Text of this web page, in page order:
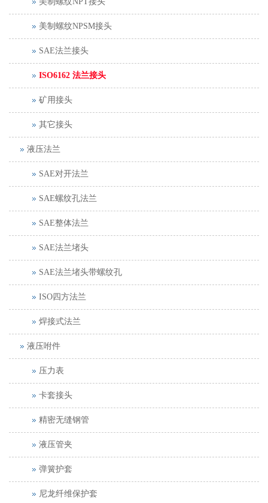
美制螺纹NPSM接头
SAE法兰接头
ISO6162 法兰接头
矿用接头
其它接头
液压法兰
SAE对开法兰
SAE螺纹孔法兰
SAE整体法兰
SAE法兰堵头
SAE法兰堵头带螺纹孔
ISO四方法兰
焊接式法兰
液压咐件
压力表
卡套接头
精密无缝钢管
液压管夹
弹簧护套
尼龙纤维保护套